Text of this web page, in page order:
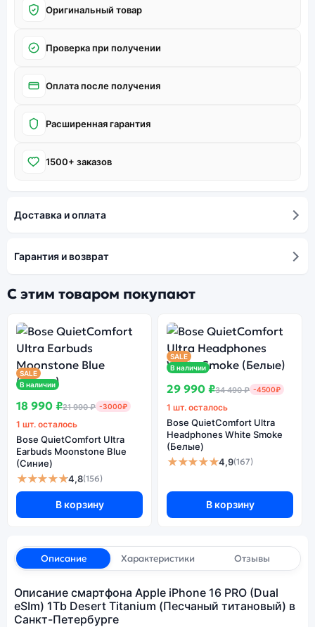
Оригинальный товар
Проверка при получении
Оплата после получения
Расширенная гарантия
1500+ заказов
Доставка и оплата
Гарантия и возврат
С этим товаром покупают
SALE
В наличии
18 990 ₽21 990 ₽ -3000₽
1 шт. осталось
Bose QuietComfort Ultra
Earbuds Moonstone Blue
(Синие)
★★★★★4,8(156)
В корзину
SALE
В наличии
29 990 ₽34 490 ₽ -4500₽
1 шт. осталось
Bose QuietComfort Ultra
Headphones White Smoke
(Белые)
★★★★★4,9(167)
В корзину
Описание Характеристики Отзывы
Описание смартфона Apple iPhone 16 PRO (Dual
eSIm) 1Tb Desert Titanium (Песчаный титановый) в
Санкт-Петербурге